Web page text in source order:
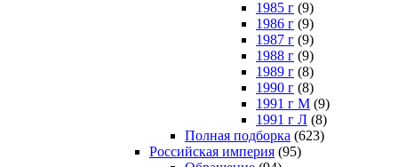
1985 г (9)
1986 г (9)
1987 г (9)
1988 г (9)
1989 г (8)
1990 г (8)
1991 г М (9)
1991 г Л (8)
Полная подборка (623)
Российская империя (95)